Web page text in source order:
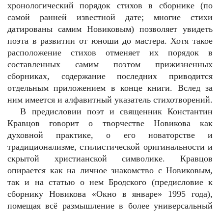
хронологический порядок стихов в сборнике (по
самой ранней известной дате; многие стихи
датированы самим Новиковым) позволяет увидеть
поэта в развитии от юноши до мастера. Хотя такое
расположение стихов отменяет их порядок в
составленных самим поэтом прижизненных
сборниках, содержание последних приводится
отдельным приложением в конце книги. Вслед за
ним имеется и алфавитный указатель стихотворений.
В предисловии поэт и священник Константин
Кравцов говорит о творчестве Новикова как
духовной практике, о его новаторстве и
традиционализме, стилистической оригинальности и
скрытой христианской символике. Кравцов
опирается как на личное знакомство с Новиковым,
так и на статью о нем Бродского (предисловие к
сборнику Новикова «Окно в январе» 1995 года),
помещая всё размышление в более универсальный